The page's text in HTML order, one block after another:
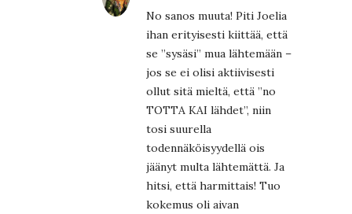
No sanos muuta! Piti Joelia
ihan erityisesti kiittää, että
se ”sysäsi” mua lähtemään –
jos se ei olisi aktiivisesti
ollut sitä mieltä, että ”no
TOTTA KAI lähdet”, niin
tosi suurella
todennäköisyydellä ois
jäänyt multa lähtemättä. Ja
hitsi, että harmittais! Tuo
kokemus oli aivan